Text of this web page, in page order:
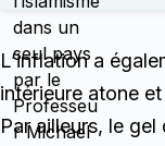
L’inflation a
intérieure atone
Par ailleurs, le